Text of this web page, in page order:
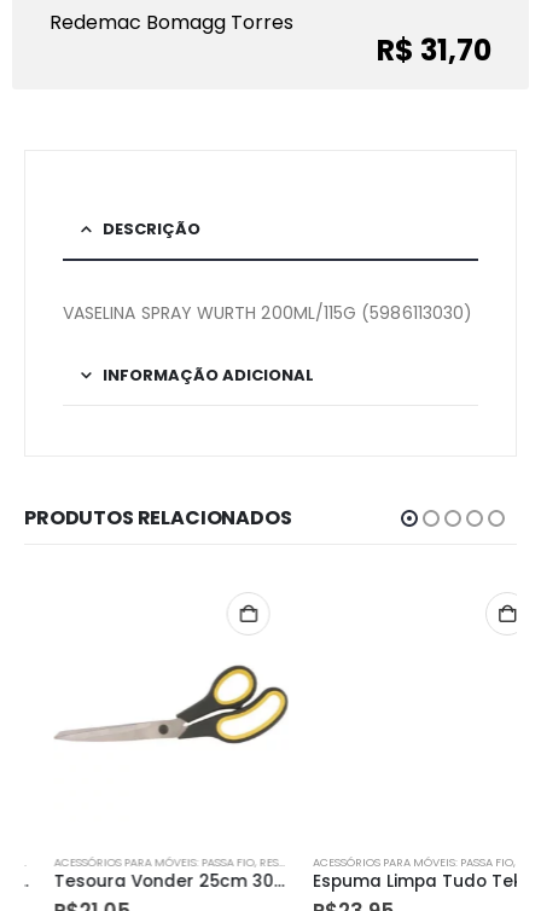
Redemac Bomagg Torres
R$ 31,70
DESCRIÇÃO
VASELINA SPRAY WURTH 200ML/115G (5986113030)
INFORMAÇÃO ADICIONAL
PRODUTOS RELACIONADOS
ACESSÓRIOS PARA MÓVEIS: PASSA FIO, RESPIRO, TAPA PARAFUSO
Tesoura Vonder 25cm 3085250000
ACESSÓRIOS PARA MÓVEIS: PASSA FIO, RESPIRO, TAPA PARAFUSO
Espuma Limpa Tudo Tek Bond 370g/400ml